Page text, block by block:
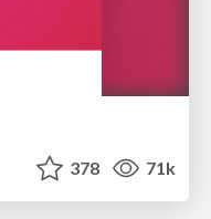
378 71k